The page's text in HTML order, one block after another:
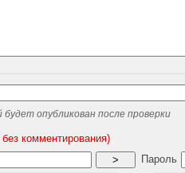
опубликован после проверки
без комментирования)
>
Пароль